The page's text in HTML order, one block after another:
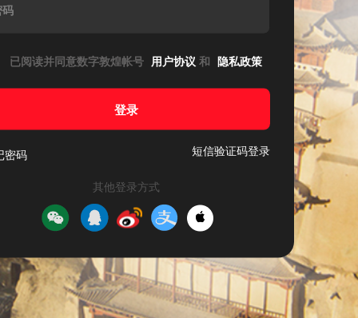
已阅读并同意数字敦煌帐号 用户协议 和 隐私政策
登录
密码 短信验证码登录
其他登录方式